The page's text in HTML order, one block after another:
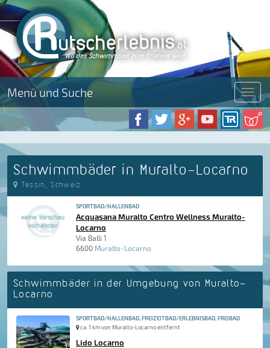
Menü und Suche Menü
Schwimmbäder in Muralto-Locarno
Tessin, Schweiz
SPORTBAD/HALLENBAD
Acquasana Muralto Centro Wellness Muralto-
Locarno
Via Balli 1
6600 Muralto-Locarno
Schwimmbäder in der Umgebung von Muralto-
Locarno
SPORTBAD/HALLENBAD, FREIZEITBAD/ERLEBNISBAD, FREIBAD
ca. 1 km von Muralto-Locarno entfernt
Lido Locarno